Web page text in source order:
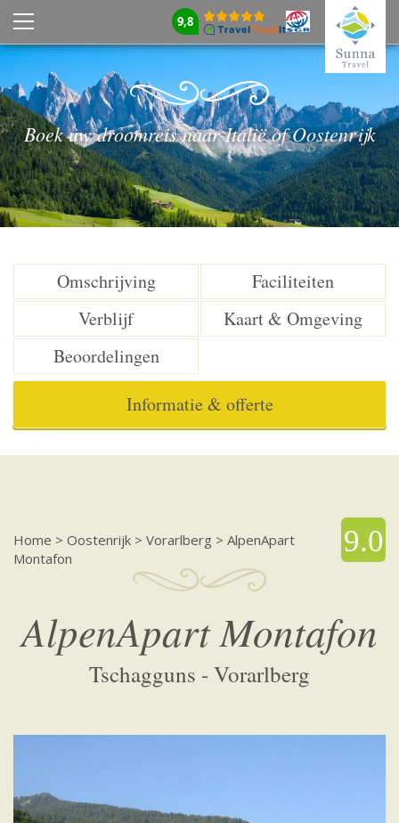
9,8
Boek uw droomreis naar Italië of Oostenrijk
Omschrijving
Faciliteiten
Verblijf
Kaart & Omgeving
Beoordelingen
Informatie & offerte
9.0
Home > Oostenrijk > Vorarlberg > AlpenApart
Montafon
AlpenApart Montafon
Tschagguns - Vorarlberg